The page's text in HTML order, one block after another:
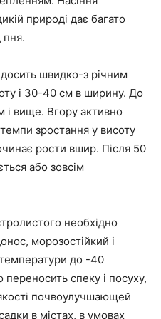
природі дає багато
пня.
швидко-з річним
і 30-40 см в ширину. До
і вище. Вгору активно
зростання у висоту
рости вшир. Після 50
або зовсім
необхідно
морозостійкий і
до -40
переносить спеку і посуху,
почвоулучшающей
в містах, в умовах